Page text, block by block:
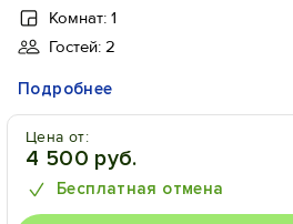
Комнат: 1
Гостей: 2
Подробнее
Цена от:
4 500 руб.
Бесплатная отмена